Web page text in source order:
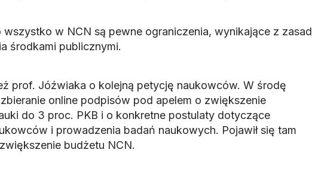
wszystko w NCN są pewne ograniczenia, wynikające z zasad
środkami publicznymi.
prof. Jóźwiaka o kolejną petycję naukowców. W środę
online podpisów pod apelem o zwiększenie
do 3 proc. PKB i o konkretne postulaty dotyczące
i prowadzenia badań naukowych. Pojawił się tam
budżetu NCN.